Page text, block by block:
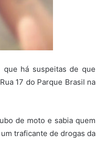
que há suspeitas de que
17 do Parque Brasil na
de moto e sabia quem
traficante de drogas da